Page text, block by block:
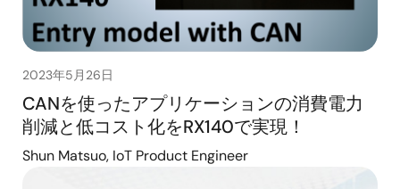
2023年5月26日
CANを使ったアプリケーションの消費電力
削減と低コスト化をRX140で実現！
Shun Matsuo, IoT Product Engineer